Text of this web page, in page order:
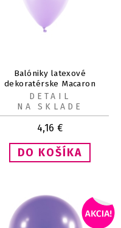
Balóniky latexové
dekoratérske Macaron
čučoriedkové 13 cm 100 ks
4,16 €
DETAIL
NA SKLADE